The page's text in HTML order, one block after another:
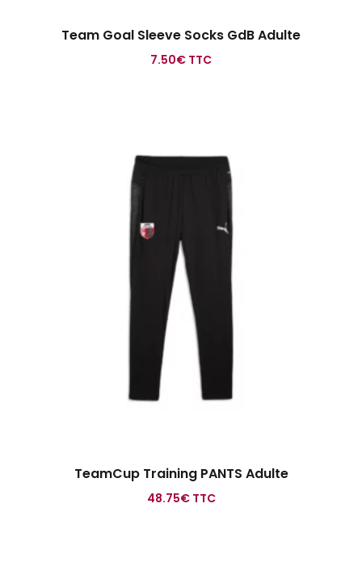
Team Goal Sleeve Socks GdB Adulte
7.50€ TTC
TeamCup Training PANTS Adulte
48.75€ TTC